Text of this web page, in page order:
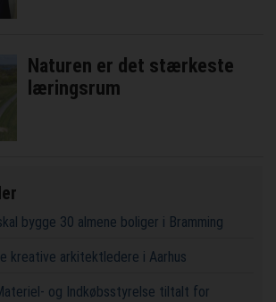
Naturen er det stærkeste
læringsrum
bygge 30 almene boliger i Bramming
kreative arkitektledere i Aarhus
og Indkøbsstyrelse tiltalt for